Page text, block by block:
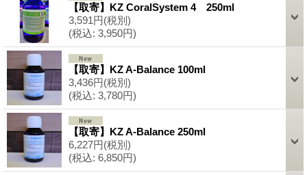
【取寄】KZ CoralSystem 4 250ml
3,591円(税別)
(税込: 3,950円)
【取寄】KZ A-Balance 100ml
3,436円(税別)
(税込: 3,780円)
【取寄】KZ A-Balance 250ml
6,227円(税別)
(税込: 6,850円)